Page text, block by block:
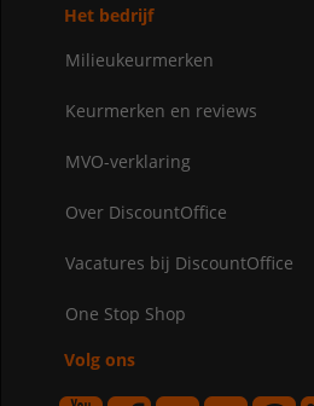
Het bedrijf
Milieukeurmerken
Keurmerken en reviews
MVO-verklaring
Over DiscountOffice
Vacatures bij DiscountOffice
One Stop Shop
Volg ons